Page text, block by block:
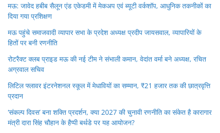
मऊ: जावेद हबीब सैलून एंड एकेडमी में मेकअप एवं ब्यूटी वर्कशॉप, आधुनिक तकनीकों का
दिया गया प्रशिक्षण
मऊ पहुंचे समाजवादी व्यापार सभा के प्रदेश अध्यक्ष प्रदीप जायसवाल, व्यापारियों के
हितों पर बनी रणनीति
रोटरैक्ट क्लब प्राइड मऊ की नई टीम ने संभाली कमान, वेदांत वर्मा बने अध्यक्ष, रचित
अग्रवाल सचिव
लिटिल फ्लावर इंटरनेशनल स्कूल में मेधावियों का सम्मान, ₹21 हजार तक की छात्रवृत्ति
प्रदान
‘संकल्प दिवस’ बना शक्ति प्रदर्शन, क्या 2027 की चुनावी रणनीति का संकेत है कारागार
मंत्री दारा सिंह चौहान के हैप्पी बर्थडे पर यह आयोजन?